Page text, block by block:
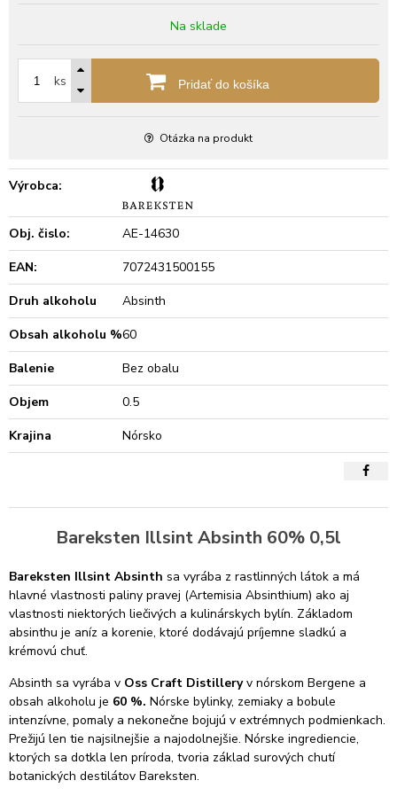
Na sklade
ks Pridať do košíka
Otázka na produkt
Výrobca:
Obj. čislo:
AE-14630
EAN:
7072431500155
Druh alkoholu
Absinth
Obsah alkoholu %60
Balenie
Bez obalu
Objem
0.5
Krajina
Nórsko
Bareksten Illsint Absinth 60% 0,5l
Bareksten Illsint Absinth sa vyrába z rastlinných látok a má
hlavné vlastnosti paliny pravej (Artemisia Absinthium) ako aj
vlastnosti niektorých liečivých a kulinárskych bylín. Základom
absinthu je aníz a korenie, ktoré dodávajú príjemne sladkú a
krémovú chuť.
Absinth sa vyrába v Oss Craft Distilleryv nórskom Bergene a
obsah alkoholu je 60 %. Nórske bylinky, zemiaky a bobule
intenzívne, pomaly a nekonečne bojujú v extrémnych podmienkach.
Prežijú len tie najsilnejšie a najodolnejšie. Nórske ingrediencie,
ktorých sa dotkla len príroda, tvoria základ surových chutí
botanických destilátov Bareksten.